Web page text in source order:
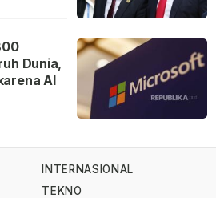
Dunia,
AI
INTERNASIONAL
TEKNO